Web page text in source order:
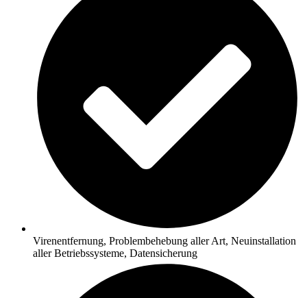
Virenentfernung, Problembehebung aller Art, Neuinstallation
aller Betriebssysteme, Datensicherung